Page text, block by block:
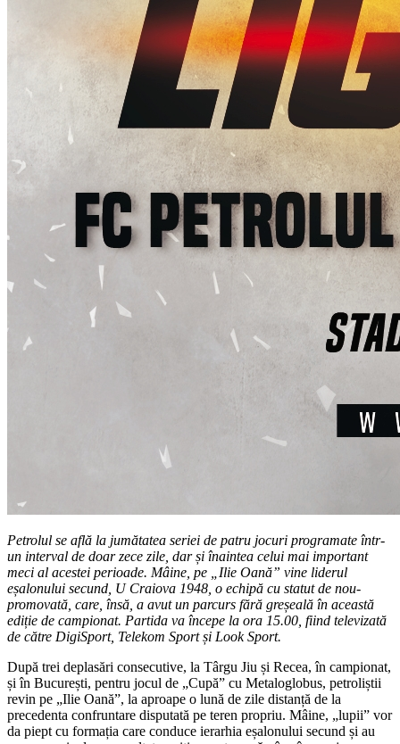
Petrolul se află la jumătatea seriei de patru jocuri programate într-
un interval de doar zece zile, dar și înaintea celui mai important
meci al acestei perioade. Mâine, pe „Ilie Oană” vine liderul
eșalonului secund, U Craiova 1948, o echipă cu statut de nou-
promovată, care, însă, a avut un parcurs fără greșeală în această
ediție de campionat. Partida va începe la ora 15.00, fiind televizată
de către DigiSport, Telekom Sport și Look Sport.
După trei deplasări consecutive, la Târgu Jiu și Recea, în campionat,
și în București, pentru jocul de „Cupă” cu Metaloglobus, petroliștii
revin pe „Ilie Oană”, la aproape o lună de zile distanță de la
precedenta confruntare disputată pe teren propriu. Mâine, „lupii” vor
da piept cu formația care conduce ierarhia eșalonului secund și au